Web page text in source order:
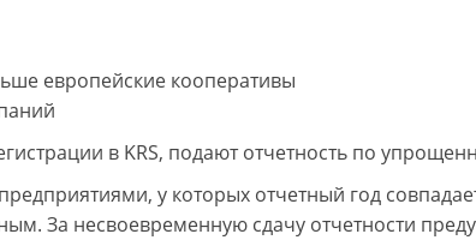
европейские кооперативы
в KRS, подают отчетность по
у которых отчетный год
За несвоевременную сдачу отчетности